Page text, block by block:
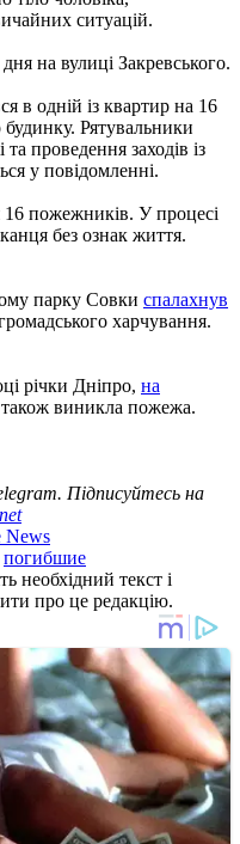
ситуацій.
на вулиці Закревського.
в одній із квартир на 16
Рятувальники
проведення заходів із
у повідомленні.
пожежників. У процесі
без ознак життя.
парку Совки спалахнув
харчування.
річки Дніпро, на
виникла пожежа.
Підписуйтесь на
News
погибшие
необхідний текст і
про це редакцію.